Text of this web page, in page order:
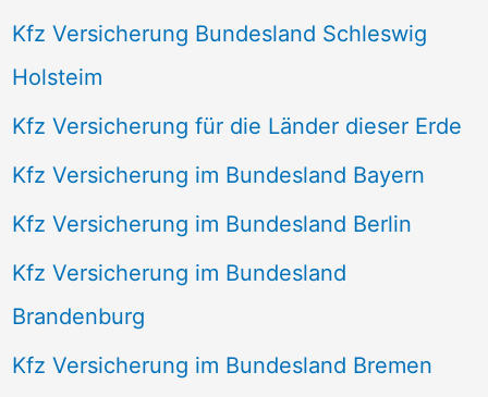
Kfz Versicherung Bundesland Schleswig
Holsteim
Kfz Versicherung für die Länder dieser Erde
Kfz Versicherung im Bundesland Bayern
Kfz Versicherung im Bundesland Berlin
Kfz Versicherung im Bundesland
Brandenburg
Kfz Versicherung im Bundesland Bremen